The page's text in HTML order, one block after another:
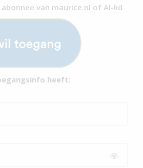
van maurice.nl of AI-lid
heeft: